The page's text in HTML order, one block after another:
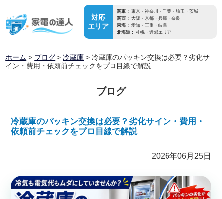
対応
エリア
関東： 東京・神奈川・千葉・埼玉・茨城
関西： 大阪・京都・兵庫・奈良
東海： 愛知・三重・岐阜
北海道： 札幌・近郊エリア
ホーム > ブログ >冷蔵庫 >冷蔵庫のパッキン交換は必要？劣化サ
イン・費用・依頼前チェックをプロ目線で解説
ブログ
冷蔵庫のパッキン交換は必要？劣化サイン・費用・
依頼前チェックをプロ目線で解説
2026年06月25日